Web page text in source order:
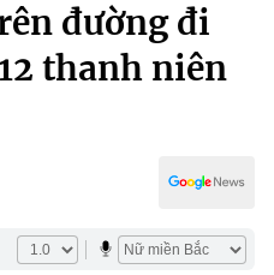
đường đi
thanh niên